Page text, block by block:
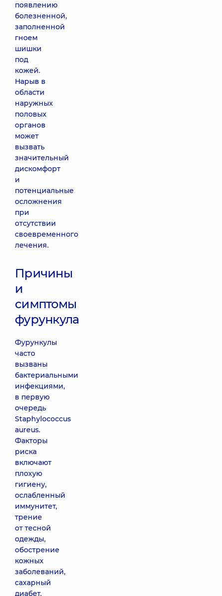
появлению
болезненной,
заполненной
гноем
шишки
под
кожей.
Нарыв в
области
наружных
половых
органов
может
вызвать
значительный
дискомфорт
и
потенциальные
осложнения
при
отсутствии
своевременного
лечения.
Причины
и
симптомы
фурункула
Фурункулы
часто
вызваны
бактериальными
инфекциями,
в первую
очередь
Staphylococcus
aureus.
Факторы
риска
включают
плохую
гигиену,
ослабленный
иммунитет,
трение
от тесной
одежды,
обострение
кожных
заболеваний,
сахарный
диабет,